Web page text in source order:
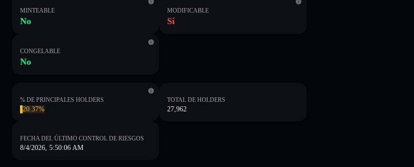
MINTEABLE
No
MODIFICABLE
Sí
CONGELABLE
No
% DE PRINCIPALES HOLDERS
20.37%
TOTAL DE HOLDERS
27,962
FECHA DEL ÚLTIMO CONTROL DE RIESGOS
8/4/2026, 5:50:06 AM